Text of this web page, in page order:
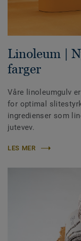
Linoleum |
farger
Våre linoleumgulv
for optimal
ingredienser som
jutevev.
LES MER